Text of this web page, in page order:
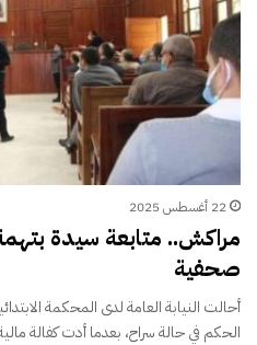
22 أغسطس 2025
مراكش.. متابعة سيدة بتهمة
صحفية
أحالت النيابة العامة لدى المحكمة
الحكم في حالة سراح، بعدما أدت كفالة